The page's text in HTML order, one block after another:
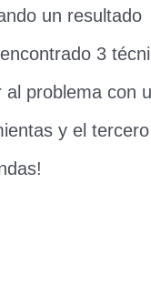
un resultado
3
problema con
y el